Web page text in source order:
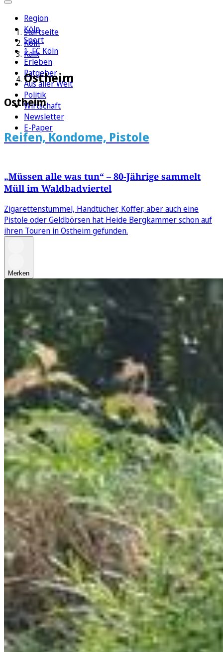
Region
Köln
Sport
1. FC Köln
Erleben
Ratgeber
Aus aller Welt
Politik
Wirtschaft
Newsletter
E-Paper
Startseite
Köln
Kalk
Ostheim
Ostheim
Reifen, Kondome, Pistole
„Müssen alle was tun“ – 80-Jährige sammelt
Müll im Waldbadviertel
Zigarettenstummel, Handtücher, Koffer, aber auch eine
Pistole oder Geldbörsen hat Heide Bergkammer schon auf
ihren Touren in Ostheim gefunden.
Merken